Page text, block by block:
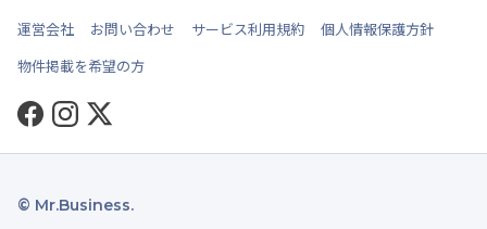
運営会社 お問い合わせ サービス利用規約
個人情報保護方針
物件掲載を希望の方
Facebook
Instagram
Twitter
© Mr.Business.